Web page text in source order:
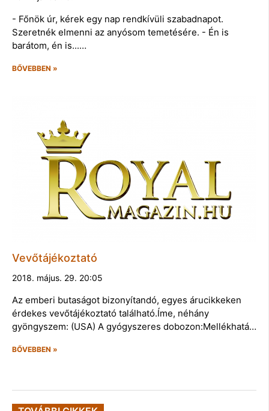
- Főnök úr, kérek egy nap rendkívüli szabadnapot.
Szeretnék elmenni az anyósom temetésére. - Én is
barátom, én is...…
BŐVEBBEN »
Vevőtájékoztató
2018. május. 29. 20:05
Az emberi butaságot bizonyítandó, egyes árucikkeken
érdekes vevőtájékoztató található.Íme, néhány
gyöngyszem: (USA) A gyógyszeres dobozon:Mellékhatá…
BŐVEBBEN »